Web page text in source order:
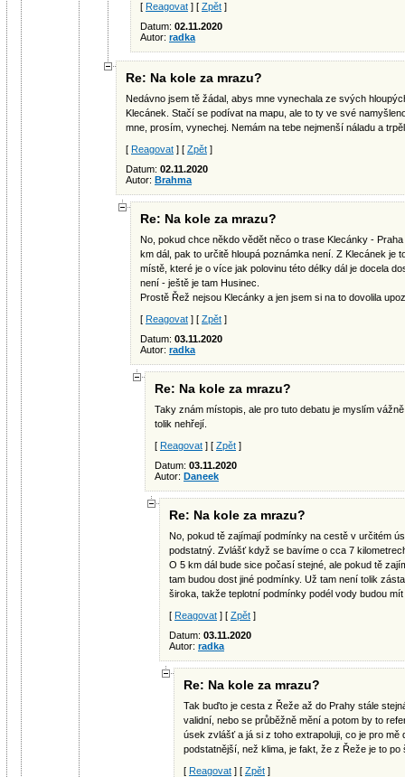
[ Reagovat ] [ Zpět ]
Datum: 02.11.2020
Autor: radka
Re: Na kole za mrazu?
Nedávno jsem tě žádal, abys mne vynechala ze svých
Klecánek. Stačí se podívat na mapu, ale to ty ve své
mne, prosím, vynechej. Nemám na tebe nejmenší náladu a
[ Reagovat ] [ Zpět ]
Datum: 02.11.2020
Autor: Brahma
Re: Na kole za mrazu?
No, pokud chce někdo vědět něco o trase Klecánky -
km dál, pak to určitě hloupá poznámka není. Z Klecánek je
místě, které je o více jak polovinu této délky dál je docela
není - ještě je tam Husinec.
Prostě Řež nejsou Klecánky a jen jsem si na to dovolila
[ Reagovat ] [ Zpět ]
Datum: 03.11.2020
Autor: radka
Re: Na kole za mrazu?
Taky znám místopis, ale pro tuto debatu je myslím
tolik nehřejí.
[ Reagovat ] [ Zpět ]
Datum: 03.11.2020
Autor: Daneek
Re: Na kole za mrazu?
No, pokud tě zajímají podmínky na cestě v určitém
podstatný. Zvlášť když se bavíme o cca 7
O 5 km dál bude sice počasí stejné, ale pokud tě
tam budou dost jiné podmínky. Už tam není tolik
široka, takže teplotní podmínky podél vody budou
[ Reagovat ] [ Zpět ]
Datum: 03.11.2020
Autor: radka
Re: Na kole za mrazu?
Tak buďto je cesta z Řeže až do Prahy stále
validní, nebo se průběžně mění a potom by to
úsek zvlášť a já si z toho extrapoluji, co je pro
podstatnější, než klima, je fakt, že z Řeže je to po
[ Reagovat ] [ Zpět ]